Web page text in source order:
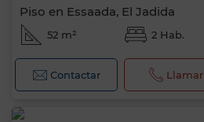
Piso en Essaada, El Jadida
52 m² 2 Hab.
Contactar Llamar